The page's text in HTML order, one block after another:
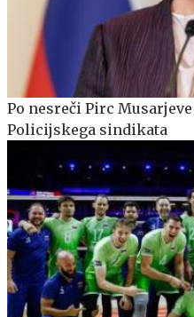
Po nesreči Pirc
Policijskega sindikata